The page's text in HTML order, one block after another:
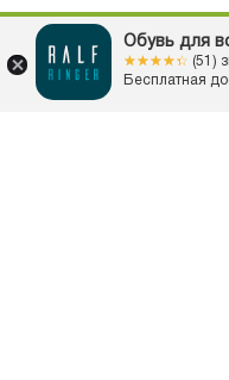
Обувь для
☆☆☆☆☆
★★★★★ (51)
Бесплатная